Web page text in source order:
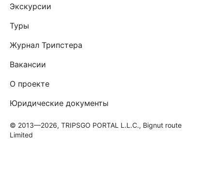
Экскурсии
Туры
Журнал Трипстера
Вакансии
О проекте
Юридические документы
© 2013—2026, TRIPSGO PORTAL L.L.C., Bignut route
Limited